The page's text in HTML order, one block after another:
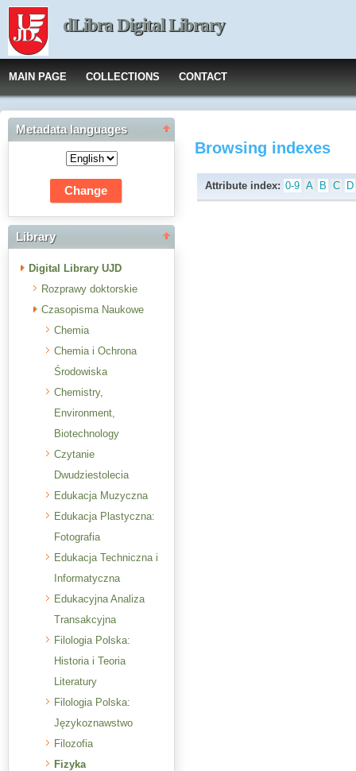
dLibra Digital Library
MAIN PAGE COLLECTIONS CONTACT
Metadata languages
Library
Digital Library UJD
Rozprawy doktorskie
Czasopisma Naukowe
Chemia
Chemia i Ochrona
Środowiska
Chemistry,
Environment,
Biotechnology
Czytanie
Dwudziestolecia
Edukacja Muzyczna
Edukacja Plastyczna:
Fotografia
Edukacja Techniczna i
Informatyczna
Edukacyjna Analiza
Transakcyjna
Filologia Polska:
Historia i Teoria
Literatury
Filologia Polska:
Językoznawstwo
Filozofia
Fizyka
Browsing indexes
Attribute index: 0-9 A B C D